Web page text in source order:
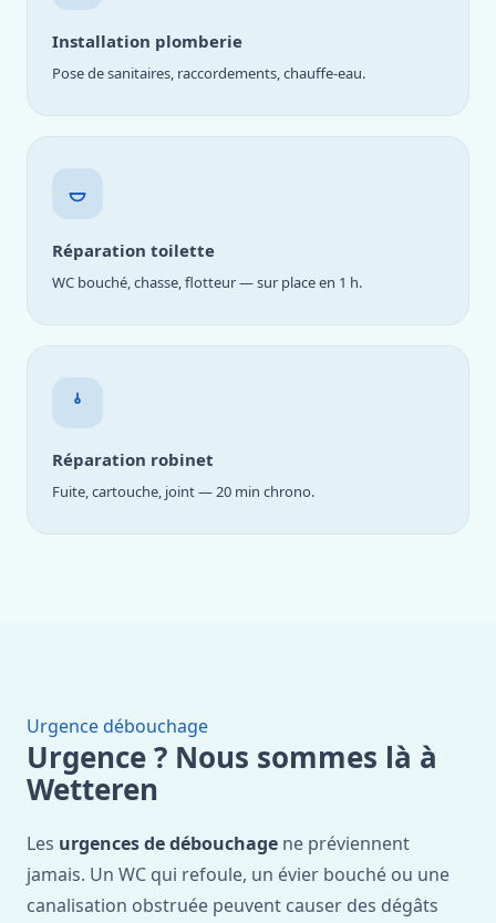
Installation plomberie
Pose de sanitaires, raccordements, chauffe-eau.
Réparation toilette
WC bouché, chasse, flotteur — sur place en 1 h.
Réparation robinet
Fuite, cartouche, joint — 20 min chrono.
Urgence débouchage
Urgence ? Nous sommes là à
Wetteren
Les urgences de débouchage ne préviennent
jamais. Un WC qui refoule, un évier bouché ou une
canalisation obstruée peuvent causer des dégâts